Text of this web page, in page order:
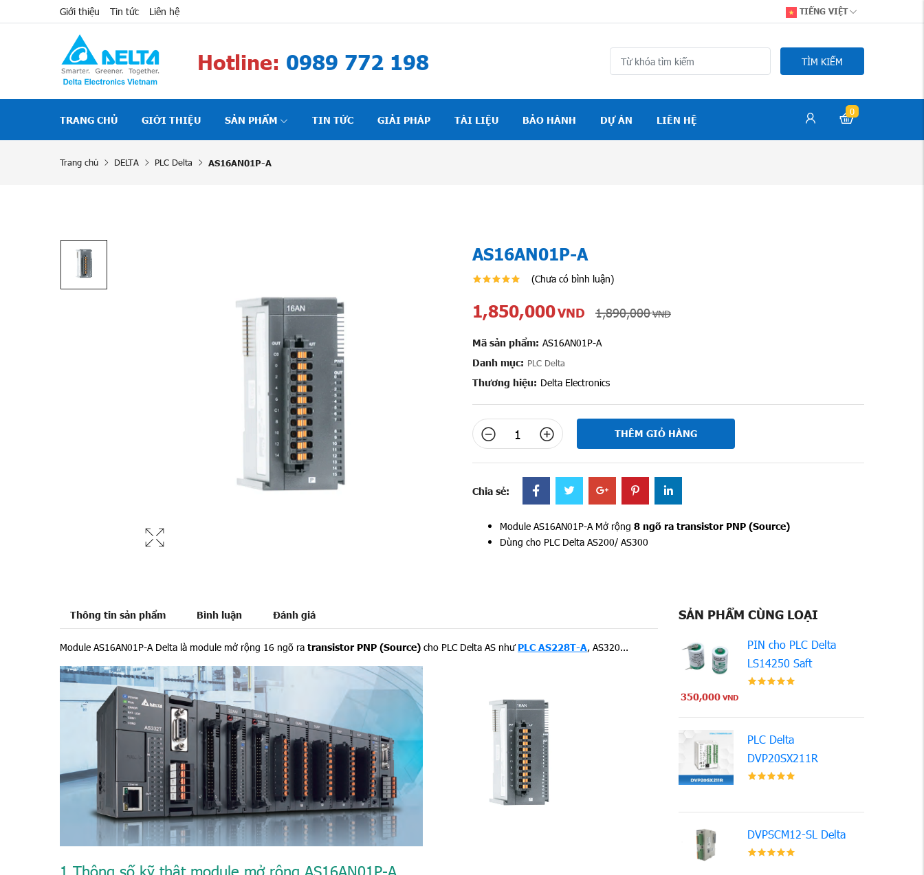
Giới thiệu Tin tức Liên hệ TIẾNG VIỆT
Hotline: 0989 772 198 TÌM KIẾM
TRANG CHỦ GIỚI THIỆU SẢN PHẨM TIN TỨC GIẢI PHÁP TÀI LIỆU BẢO HÀNH DỰ ÁN LIÊN HỆ
0
Trang chủ DELTA PLC Delta AS16AN01P-A
AS16AN01P-A
(Chưa có bình luận)
1,850,000VND 1,890,000VND
Mã sản phẩm: AS16AN01P-A
Danh mục: PLC Delta
Thương hiệu: Delta Electronics
THÊM GIỎ HÀNG
Chia sẻ:
Module AS16AN01P-A Mở rộng 8 ngõ ra transistor PNP (Source)
Dùng cho PLC Delta AS200/ AS300
Thông tin sản phẩm Bình luận Đánh giá
Module AS16AN01P-A Delta là module mở rộng 16 ngõ ra transistor PNP (Source) cho PLC Delta AS như PLC AS228T-A, AS320...
1.Thông số kỹ thật module mở rộng AS16AN01P-A
SẢN PHẨM CÙNG LOẠI
PIN cho PLC Delta
LS14250 Saft
350,000 VND
PLC Delta
DVP20SX211R
DVPSCM12-SL Delta